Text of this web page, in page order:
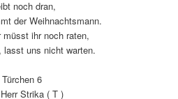
noch dran,
der Weihnachtsmann.
müsst ihr noch raten,
lasst uns nicht warten.
Türchen 6
Strika ( T )